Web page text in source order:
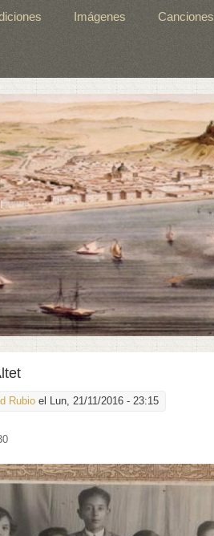
Imágenes Canciones
Rubio el Lun, 21/11/2016 - 23:15